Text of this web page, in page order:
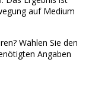
auf Medium
Wählen Sie den
Angaben